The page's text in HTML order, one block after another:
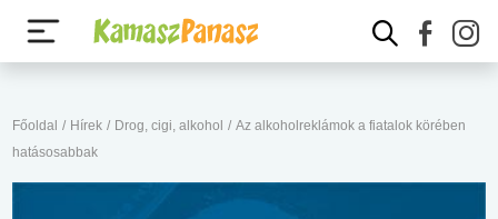
Főoldal / Hírek / Drog, cigi, alkohol / Az alkoholreklámok a fiatalok körében
hatásosabbak